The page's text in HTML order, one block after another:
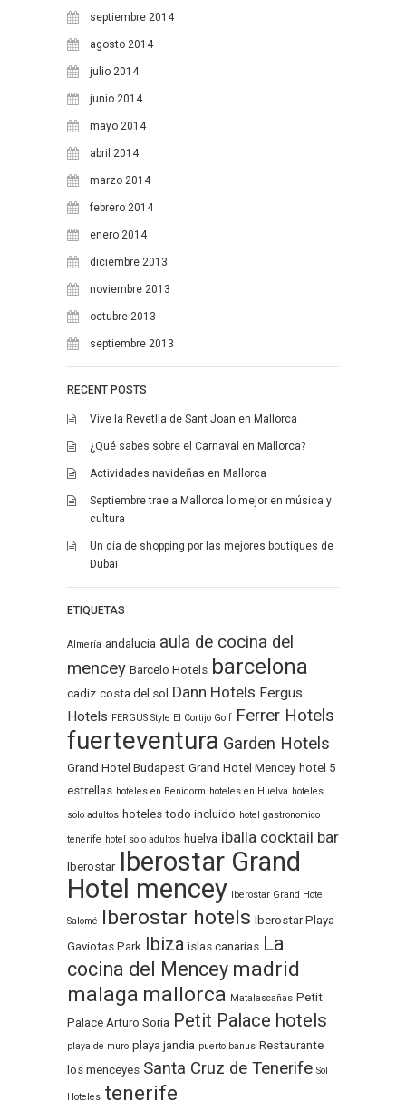
septiembre 2014
agosto 2014
julio 2014
junio 2014
mayo 2014
abril 2014
marzo 2014
febrero 2014
enero 2014
diciembre 2013
noviembre 2013
octubre 2013
septiembre 2013
RECENT POSTS
Vive la Revetlla de Sant Joan en Mallorca
¿Qué sabes sobre el Carnaval en Mallorca?
Actividades navideñas en Mallorca
Septiembre trae a Mallorca lo mejor en música y
cultura
Un día de shopping por las mejores boutiques de
Dubai
ETIQUETAS
Almería andalucia aula de cocina del
mencey Barcelo Hotels barcelona
cadiz costa del sol Dann Hotels Fergus
Hotels FERGUS Style El Cortijo Golf Ferrer Hotels
fuerteventura Garden Hotels
Grand Hotel Budapest Grand Hotel Mencey hotel 5
estrellas hoteles en Benidorm hoteles en Huelva hoteles
solo adultos hoteles todo incluido hotel gastronomico
tenerife hotel solo adultos huelva iballa cocktail bar
Iberostar Iberostar Grand
Hotel mencey Iberostar Grand Hotel
Salomé Iberostar hotels Iberostar Playa
Gaviotas Park Ibiza islas canarias La
cocina del Mencey madrid
malaga mallorca Matalascañas Petit
Palace Arturo Soria Petit Palace hotels
playa de muro playa jandia puerto banus Restaurante
los menceyes Santa Cruz de Tenerife Sol
Hoteles tenerife